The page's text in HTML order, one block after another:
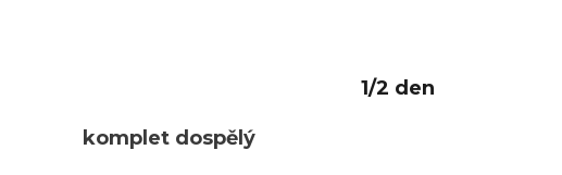
1/2 den
komplet dospělý